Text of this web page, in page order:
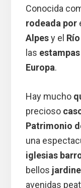
Conocida
rodeada por
Alpesy el
las
Europa.
Hay mucho
precioso
Patrimonio
una
iglesias
bellos
avenidas